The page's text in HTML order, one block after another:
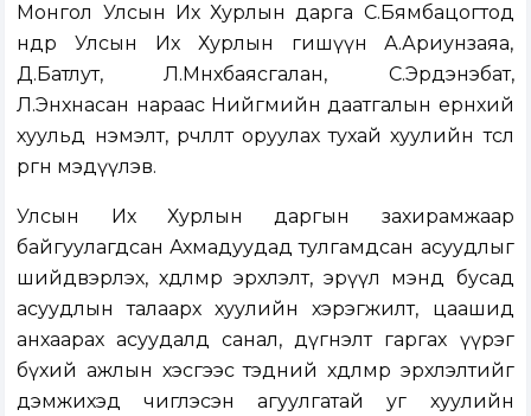
Монгол Улсын Их Хурлын дарга С.Бямбацогтод
өнөөдөр Улсын Их Хурлын гишүүн А.Ариунзаяа,
Д.Батлут, Л.Мөнхбаясгалан, С.Эрдэнэбат,
Л.Энхнасан нараас Нийгмийн даатгалын ерөнхий
хуульд нэмэлт, өөрчлөлт оруулах тухай хуулийн төсөл
өргөн мэдүүлэв.
Улсын Их Хурлын даргын захирамжаар
байгуулагдсан Ахмадуудад тулгамдсан асуудлыг
шийдвэрлэх, хөдөлмөр эрхлэлт, эрүүл мэнд бусад
асуудлын талаарх хуулийн хэрэгжилт, цаашид
анхаарах асуудалд санал, дүгнэлт гаргах үүрэг
бүхий ажлын хэсгээс тэдний хөдөлмөр эрхлэлтийг
дэмжихэд чиглэсэн агуулгатай уг хуулийн